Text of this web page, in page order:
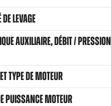
LEVAGE
AUXILIAIRE, DÉBIT / PRESSION
TYPE DE MOTEUR
PUISSANCE MOTEUR